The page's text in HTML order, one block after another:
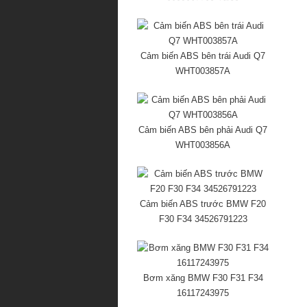
Cảm biến ABS bên trái Audi Q7
WHT003857A
Cảm biến ABS bên phải Audi Q7
WHT003856A
Cảm biến ABS trước BMW F20
F30 F34 34526791223
Bơm xăng BMW F30 F31 F34
16117243975